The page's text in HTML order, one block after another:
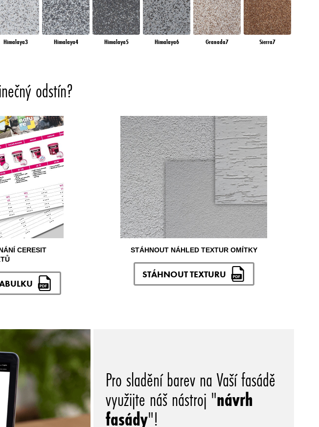
Himalaya3 Himalaya4 Himalaya5 Himalaya6 Granada7 Sierra7
odstín?
CERESIT
STÁHNOUT NÁHLED TEXTUR OMÍTKY
STÁHNOUT TEXTURU
Pro sladění barev na Vaší fasádě
využijte náš nástroj "návrh
fasády"!